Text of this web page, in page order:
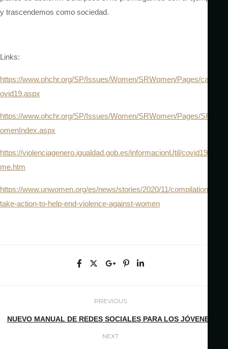
y trascendemos como sociedad.
Links:
https://www.ohchr.org/SP/Issues/Women/SRWomen/Pages/call_c
ovid19.aspx
https://www.ohchr.org/SP/Issues/Women/SRWomen/Pages/SRW
omenIndex.aspx
https://violenciagenero.igualdad.gob.es/informacionUtil/covid19/ho
me.htm
https://www.unwomen.org/es/news/stories/2020/11/compilation-
take-action-to-help-end-violence-against-women
PREVIOUS
NUEVO MANUAL DE REDES SOCIALES PARA LOS JÓVENES
NEXT